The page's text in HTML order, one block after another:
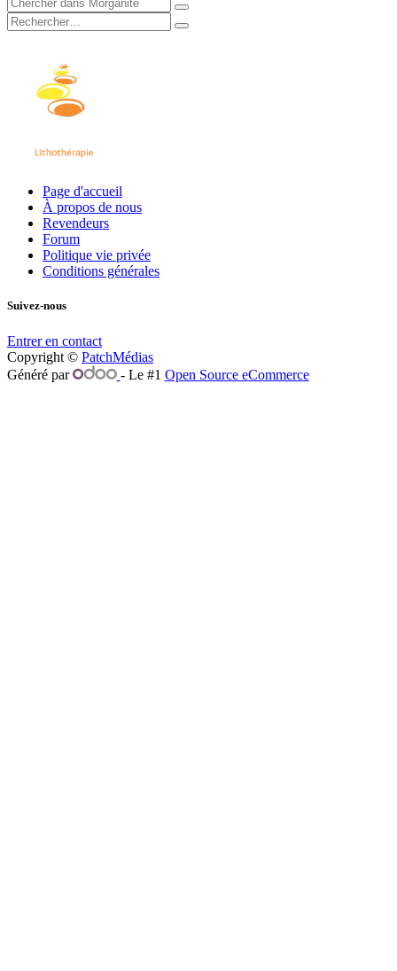
Page d'accueil
À propos de nous
Revendeurs
Forum
Politique vie privée
Conditions générales
Suivez-nous
Entrer en contact
Copyright © PatchMédias
Généré par
- Le #1 Open Source eCommerce